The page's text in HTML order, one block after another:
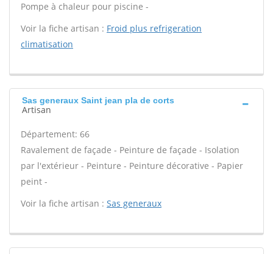
Pompe à chaleur pour piscine -
Voir la fiche artisan : Froid plus refrigeration
climatisation
Sas generaux Saint jean pla de corts
Artisan
Département: 66
Ravalement de façade - Peinture de façade - Isolation
par l'extérieur - Peinture - Peinture décorative - Papier
peint -
Voir la fiche artisan : Sas generaux